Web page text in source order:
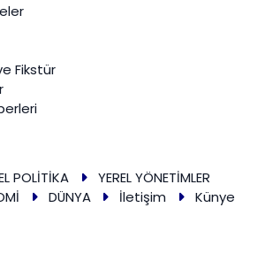
Fikstür
POLİTİKA
YEREL YÖNETİMLER
DÜNYA İletişim
Künye